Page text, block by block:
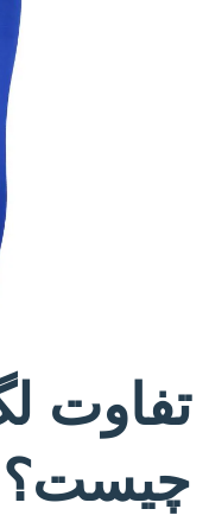
تفاوت
چیست؟